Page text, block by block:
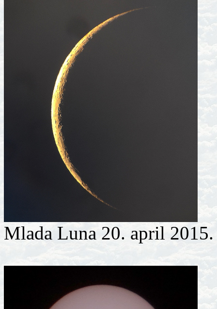
Mlada Luna 20. april